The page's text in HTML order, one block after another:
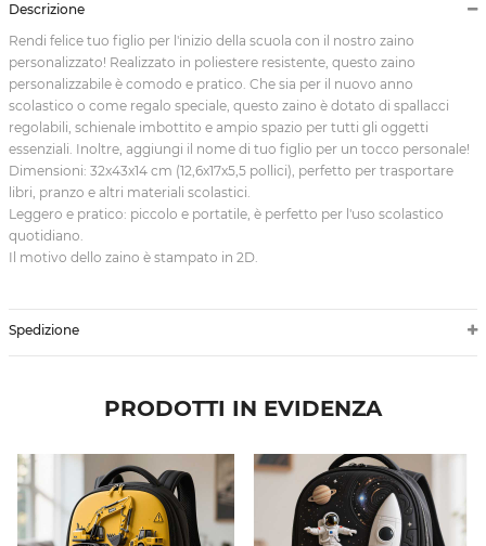
Descrizione
Rendi felice tuo figlio per l'inizio della scuola con il nostro zaino
personalizzato! Realizzato in poliestere resistente, questo zaino
personalizzabile è comodo e pratico. Che sia per il nuovo anno
scolastico o come regalo speciale, questo zaino è dotato di spallacci
regolabili, schienale imbottito e ampio spazio per tutti gli oggetti
essenziali. Inoltre, aggiungi il nome di tuo figlio per un tocco personale!
Dimensioni: 32x43x14 cm (12,6x17x5,5 pollici), perfetto per trasportare
libri, pranzo e altri materiali scolastici.
Leggero e pratico: piccolo e portatile, è perfetto per l'uso scolastico
quotidiano.
Il motivo dello zaino è stampato in 2D.
Spedizione
PRODOTTI IN EVIDENZA